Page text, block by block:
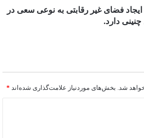
ایجاد فضای غیر رقابتی به نوعی سعی در
دارد.
شد. بخش‌های موردنیاز علامت‌گذاری شده‌اند *